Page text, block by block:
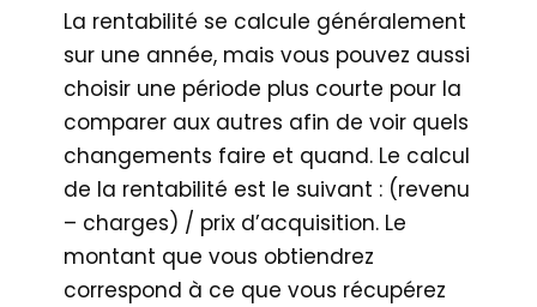
La rentabilité se calcule généralement
sur une année, mais vous pouvez aussi
choisir une période plus courte pour la
comparer aux autres afin de voir quels
changements faire et quand. Le calcul
de la rentabilité est le suivant : (revenu
– charges) / prix d’acquisition. Le
montant que vous obtiendrez
correspond à ce que vous récupérez